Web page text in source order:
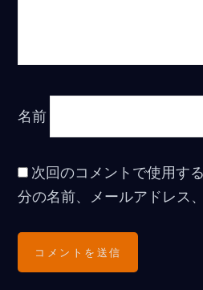
名前
次回のコメントで使用す
分の名前、メールアドレス